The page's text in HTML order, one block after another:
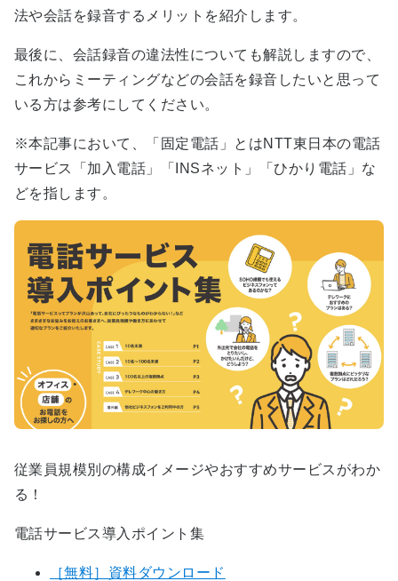
法や会話を録音するメリットを紹介します。
最後に、会話録音の違法性についても解説しますので、
これからミーティングなどの会話を録音したいと思って
いる方は参考にしてください。
※本記事において、「固定電話」とはNTT東日本の電話
サービス「加入電話」「INSネット」「ひかり電話」な
どを指します。
従業員規模別の構成イメージやおすすめサービスがわか
る！
電話サービス導入ポイント集
［無料］資料ダウンロード